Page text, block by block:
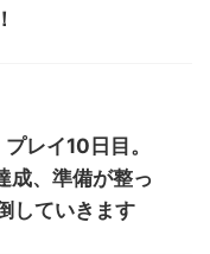
レイ10日目。
成、準備が整っ
していきます